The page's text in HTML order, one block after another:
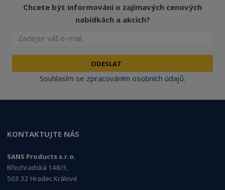
Chcete být informováni o zajímavých cenových
nabídkách a akcích?
ODESLAT
Souhlasím se zpracováním osobních údajů.
KONTAKTUJTE NÁS
SANS Products s.r.o.
Březhradská 148/3,
503 32 Hradec Králové